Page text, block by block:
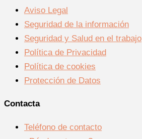
Aviso Legal
Seguridad de la información
Seguridad y Salud en el trabajo
Política de Privacidad
Política de cookies
Protección de Datos
Contacta
Teléfono de contacto